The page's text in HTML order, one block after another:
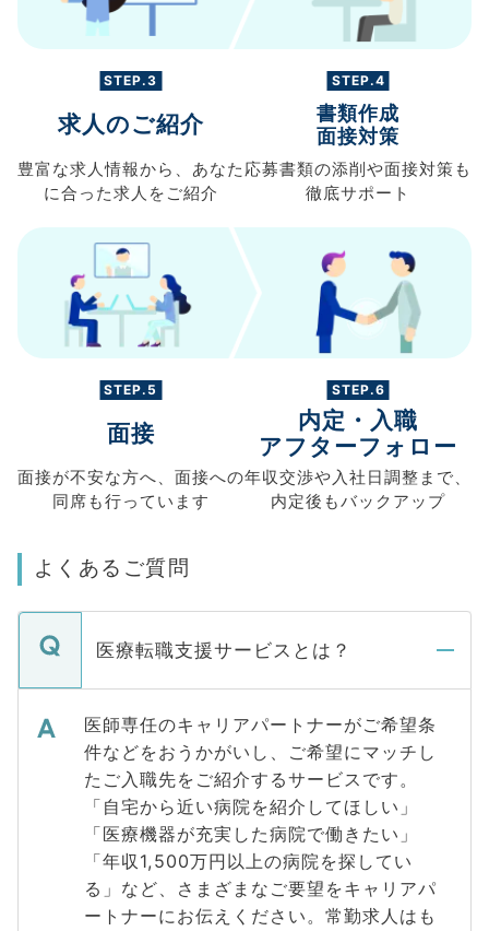
STEP.3
求人のご紹介
豊富な求人情報から、 あなた
に合った求人を ご紹介
STEP.4
書類作成
面接対策
応募書類の添削や面接対策も
徹底サポート
STEP.5
面接
面接が不安な方へ、 面接への
同席も行っています
STEP.6
内定・入職
アフターフォロー
年収交渉や入社日調整まで、
内定後もバックアップ
よくあるご質問
医療転職支援サービスとは？
医師専任のキャリアパートナーがご希望条
件などをおうかがいし、ご希望にマッチし
たご入職先をご紹介するサービスです。
「自宅から近い病院を紹介してほしい」
「医療機器が充実した病院で働きたい」
「年収1,500万円以上の病院を探してい
る」など、さまざまなご要望をキャリアパ
ートナーにお伝えください。常勤求人はも